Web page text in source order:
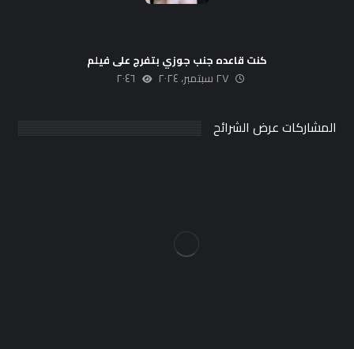
كنت قاعده جنب جوزي بتفرج على فيلم
٢٧ سبتمبر، ٢٠٢٤ ٢٠٤٦
المشاركات عرض الشرائح